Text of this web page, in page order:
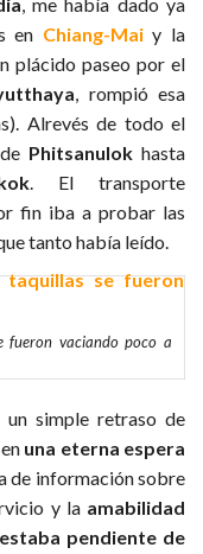
en Chiang-Maiy la
plácido paseo por el
, rompió esa
Alrevés de todo el
Phitsanulokhasta
. El transporte
fin iba a probar las
tanto había leído.
fueron vaciando poco a
un simple retraso de
una eterna espera
de información sobre
y la amabilidad
pendiente de